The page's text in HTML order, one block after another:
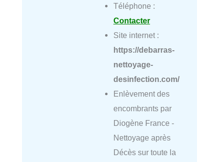
Téléphone :
Contacter
Site internet :
https://debarras-
nettoyage-
desinfection.com/
Enlèvement des
encombrants par
Diogène France -
Nettoyage après
Décès sur toute la